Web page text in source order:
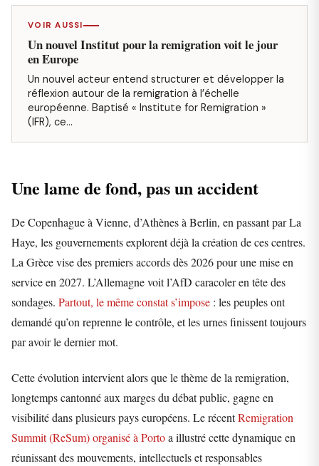
VOIR AUSSI
Un nouvel Institut pour la remigration voit le jour
en Europe
Un nouvel acteur entend structurer et développer la
réflexion autour de la remigration à l’échelle
européenne. Baptisé « Institute for Remigration »
(IFR), ce…
Une lame de fond, pas un accident
De Copenhague à Vienne, d’Athènes à Berlin, en passant par La
Haye, les gouvernements explorent déjà la création de ces centres.
La Grèce vise des premiers accords dès 2026 pour une mise en
service en 2027. L’Allemagne voit l’AfD caracoler en tête des
sondages. Partout, le même constat s’impose : les peuples ont
demandé qu’on reprenne le contrôle, et les urnes finissent toujours
par avoir le dernier mot.
Cette évolution intervient alors que le thème de la remigration,
longtemps cantonné aux marges du débat public, gagne en
visibilité dans plusieurs pays européens. Le récentRemigration
Summit (ReSum) organisé à Portoa illustré cette dynamique en
réunissant des mouvements, intellectuels et responsables